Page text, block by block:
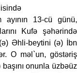
13-cü günü,
Kufə şəhərində
Əhli-beytini (ə) İbn
O məl`un, göstəriş
onunla üzbəüz